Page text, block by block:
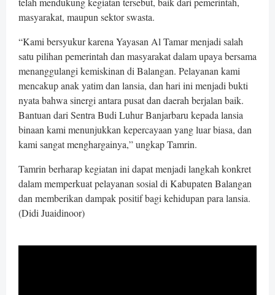
masyarakat, maupun sektor swasta.
“Kami bersyukur karena Yayasan Al Tamar menjadi salah
satu pilihan pemerintah dan masyarakat dalam upaya bersama
menanggulangi kemiskinan di Balangan. Pelayanan kami
mencakup anak yatim dan lansia, dan hari ini menjadi bukti
nyata bahwa sinergi antara pusat dan daerah berjalan baik.
Bantuan dari Sentra Budi Luhur Banjarbaru kepada lansia
binaan kami menunjukkan kepercayaan yang luar biasa, dan
kami sangat menghargainya,” ungkap Tamrin.
Tamrin berharap kegiatan ini dapat menjadi langkah konkret
dalam memperkuat pelayanan sosial di Kabupaten Balangan
dan memberikan dampak positif bagi kehidupan para lansia.
(Didi Juaidinoor)